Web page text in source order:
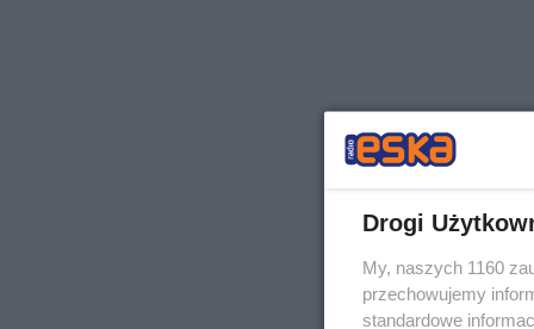
Drogi
My, naszych 1160
przechowujemy
standardowe